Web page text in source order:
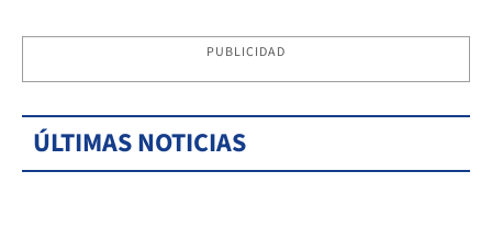
PUBLICIDAD
ÚLTIMAS NOTICIAS